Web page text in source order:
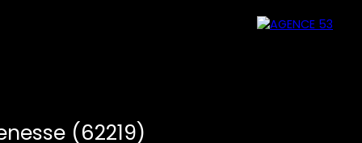
(62219)